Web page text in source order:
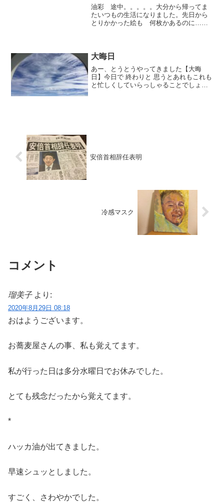
油彩 途中。。。。。大分から帰ってま
たいつもの生活になりました。先日から
とりかかった絵も 何枚かあるのに…こ
が 無いんだ！と 思いま...
大晦日
あー、とうとうやってきました【大晦
日】今日で 終わりと 思うとあれもこれも
と忙しくしていらっしゃることでしょう
安倍首相辞任表明
冷感マスク
コメント
瑠美子 より:
2020年8月29日 08:18
おはようございます。
お蕎麦屋さんの事、私も覚えてます。
私が行った日は多分水曜日でお休みでした。
とても残念だったから覚えてます。
*
ハッカ油が出てきました。
早速シュッとしました。
すごく、さわやかでした。